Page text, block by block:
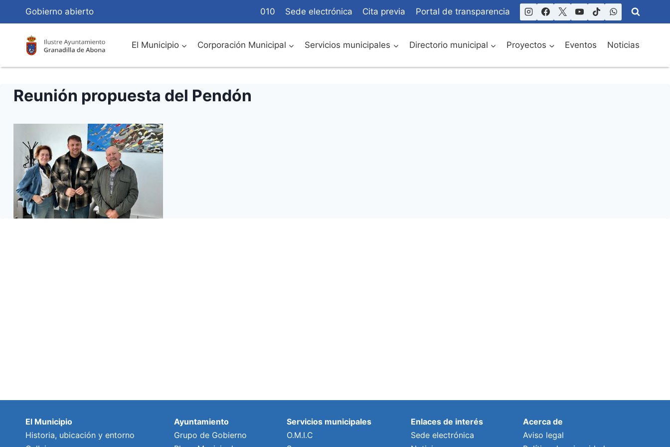
Contenido
Gobierno abierto 010 Sede electrónica Cita previa Portal de transparencia
El Municipio Corporación Municipal Servicios municipales Directorio municipal Proyectos Eventos Noticias
Reunión propuesta del Pendón
El Municipio
Historia, ubicación y entorno
Ayuntamiento
Grupo de Gobierno
Servicios municipales
O.M.I.C
Enlaces de interés
Sede electrónica
Acerca de
Aviso legal